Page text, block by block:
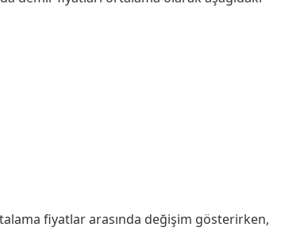
fiyatlar arasında değişim gösterirken,